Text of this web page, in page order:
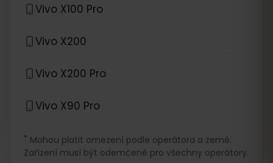
Vivo X100 Pro
Vivo X200
Vivo X200 Pro
Vivo X90 Pro
* Mohou platit omezení podle operátora a země.
Zařízení musí být odemčené pro všechny operátory.